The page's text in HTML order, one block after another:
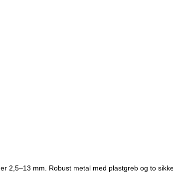
2,5–13 mm. Robust metal med plastgreb og to